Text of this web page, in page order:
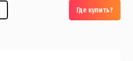
Где купить?